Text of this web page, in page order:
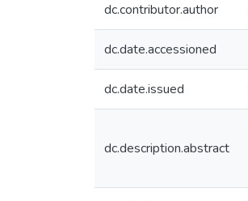
dc.contributor.author
dc.date.accessioned
dc.date.issued
dc.description.abstract